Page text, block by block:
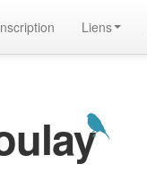
Liens